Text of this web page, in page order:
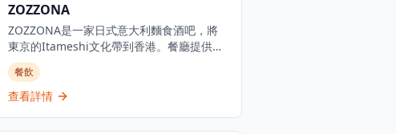
ZOZZONA
ZOZZONA是一家日式意大利麵食酒吧，將
東京的Itameshi文化帶到香港。餐廳提供新
鮮手工製作的意大利麵和分享小食，融合日
式風味與意式技巧，在尖沙咀提供休閒居酒
屋風格的用餐體驗。Itameshi是日本獨特的
餐飲
查看詳情